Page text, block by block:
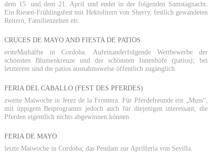
dem 15. und dem 21. April und endet in der folgenden Samstagnacht.
Ein Riesen-Frühlingsfest mit Hektolitern von Sherry, festlich gewandeten
Reitern, Familienzelten etc.
CRUCES DE MAYO AND FIESTA DE PATIOS
ersteMaihälfte in Cordoba. Aufeinanderfolgende Wettbewerbe der
schönsten Blumenkreuze und der schönsten Innenhöfe (patios); bei
letzterem sind die patios ausnahmsweise öffentlich zugänglich.
FERIA DEL CABALLO (FEST DES PFERDES)
zweite Maiwoche in Jerez de la Frontera. Für Pferdefreunde ein „Muss“;
mit üppigem Beiprogramm jedoch auch für diejenigen interessant, die
Pferden eigentlich nichts abgewinnen können.
FERIA DE MAYO
letzte Maiwoche in Cordoba; das Pendant zur Aprilferia von Sevilla.